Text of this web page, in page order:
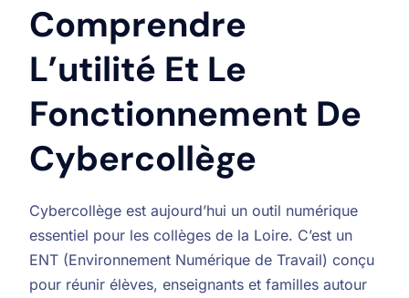
Comprendre
L’utilité Et Le
Fonctionnement De
Cybercollège
Cybercollège est aujourd’hui un outil numérique
essentiel pour les collèges de la Loire. C’est un
ENT (Environnement Numérique de Travail) conçu
pour réunir élèves, enseignants et familles autour